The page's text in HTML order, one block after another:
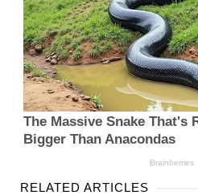
RELATED ARTICLES